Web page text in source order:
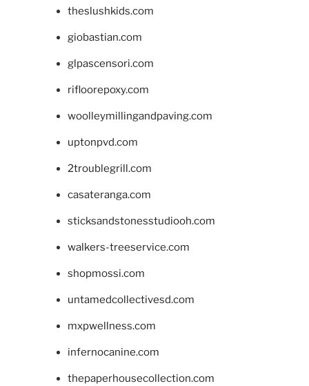
theslushkids.com
giobastian.com
glpascensori.com
rifloorepoxy.com
woolleymillingandpaving.com
uptonpvd.com
2troublegrill.com
casateranga.com
sticksandstonesstudiooh.com
walkers-treeservice.com
shopmossi.com
untamedcollectivesd.com
mxpwellness.com
infernocanine.com
thepaperhousecollection.com